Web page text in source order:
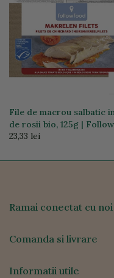
File de macrou salbatic
de rosii bio, 125g |
23,33 lei
Ramai conectat cu noi
Comanda si livrare
Informatii utile